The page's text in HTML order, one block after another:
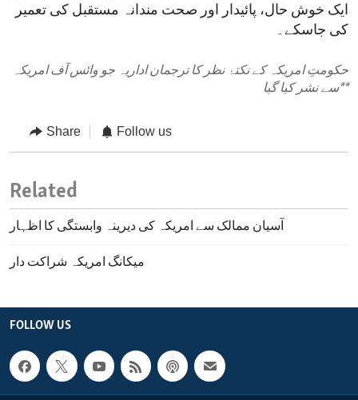
ایک خوش حال، پائیدار اور صحت مندانہ مستقبل کی تعمیر
کی جاسکے۔
حکومتِ امریکہ کے نکتۂ نظر کا ترجمان اداریہ جو وائس آف امریکہ
سے نشر کیا گیا**
Share Follow us
Related
آسیان ممالک سے امریکہ کی دیرینہ وابستگی کا اظہار
میکانگ امریکہ شراکت دار
FOLLOW US